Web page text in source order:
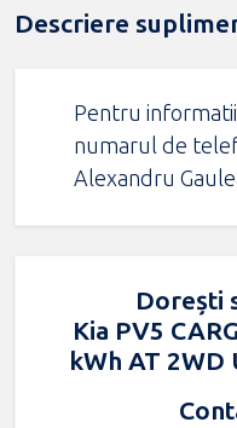
Descriere
Pentru
numarul de
Alexandru
Dorești
Kia PV5
kWh AT 2WD